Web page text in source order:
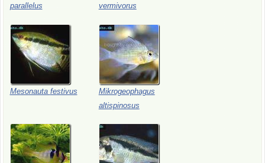
parallelus
vermivorus
Mesonauta festivus
Mikrogeophagus
altispinosus